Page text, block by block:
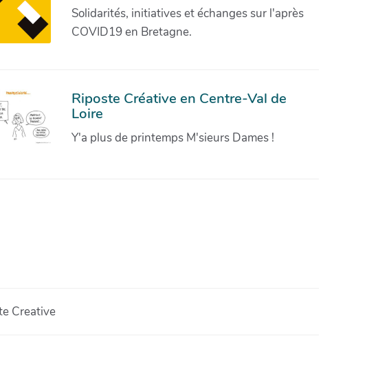
Solidarités, initiatives et échanges sur l'après
COVID19 en Bretagne.
Riposte Créative en Centre-Val de
Loire
Y'a plus de printemps M'sieurs Dames !
Creative